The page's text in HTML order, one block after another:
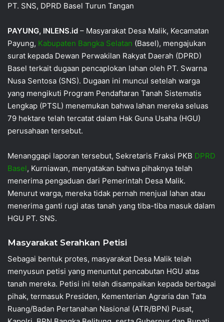
PT. SNS, DPRD Basel Turun Tangan
PAYUNG, INLENS.id – Masyarakat Desa Malik, Kecamatan
Payung, Kabupaten Bangka Selatan (Basel), mengajukan
surat kepada Dewan Perwakilan Rakyat Daerah (DPRD)
Basel terkait dugaan pencaplokan lahan oleh PT. Swarna
Nusa Sentosa (SNS). Dugaan ini muncul setelah warga
yang mengikuti Program Pendaftaran Tanah Sistematis
Lengkap (PTSL) menemukan bahwa lahan mereka seluas
79 hektare telah tercatat dalam Hak Guna Usaha (HGU)
perusahaan tersebut.
Menanggapi laporan tersebut, Sekretaris Fraksi PKB DPRD
Basel, Kurniawan, menyatakan bahwa pihaknya telah
menerima pengaduan dari Pemerintah Desa Malik.
Menurut warga, mereka tidak pernah menjual lahan atau
menerima ganti rugi atas tanah yang tiba-tiba masuk dalam
HGU PT. SNS.
Masyarakat Serahkan Petisi
Sebagai bentuk protes, masyarakat Desa Malik telah
menyusun petisi yang menuntut pencabutan HGU atas
tanah mereka. Petisi ini telah disampaikan kepada berbagai
pihak, termasuk Presiden, Kementerian Agraria dan Tata
Ruang/Badan Pertanahan Nasional (ATR/BPN) Pusat,